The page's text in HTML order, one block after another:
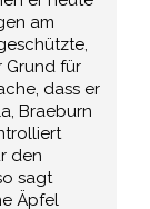
am
Grund für
dass er
Braeburn
den
sagt
Äpfel